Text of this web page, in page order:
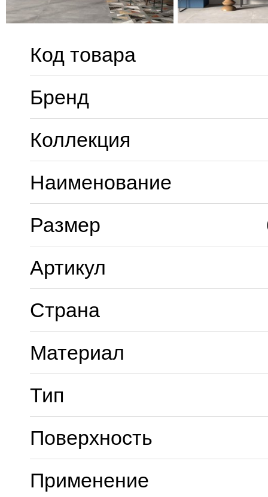
Код товара
Бренд
Коллекция
Наименование
Размер
Артикул
Страна
Материал
Тип
Поверхность
Применение